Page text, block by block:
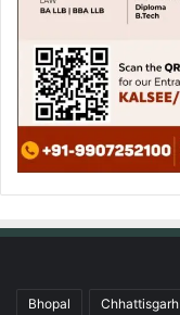
Bhopal Chhattisgarh